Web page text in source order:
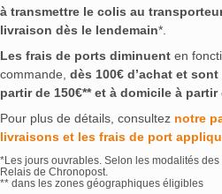
à transmettre le colis au
livraison dès le lendemain*.
Les frais de ports diminuent en
commande, dès 100€ d’achat et
partir de 150€** et à domicile à partir
Pour plus de détails, consultez notre
livraisons et les frais de port
*Les jours ouvrables. Selon les modalités
Relais de Chronopost.
** dans les zones géographiques éligibles